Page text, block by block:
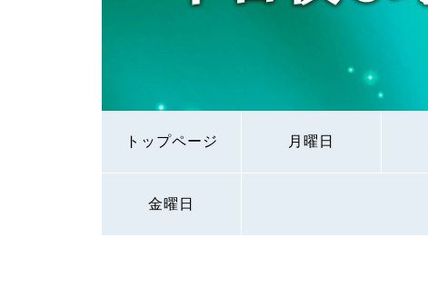
トップページ 月曜日
金曜日